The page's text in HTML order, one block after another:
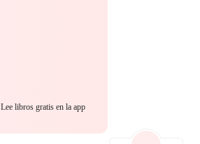
Lee libros gratis en la app